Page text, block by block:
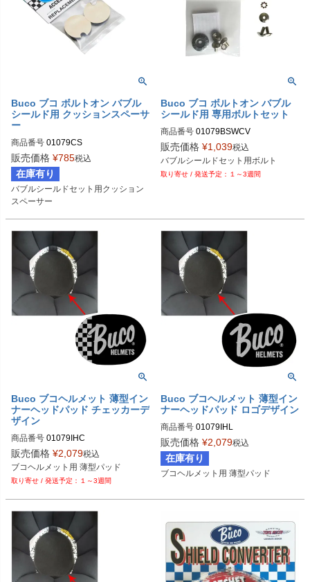
Buco ブコ ボルトオン バブル
シールド用 クッションスペーサ
ー
商品番号 01079CS
Buco（ブコ）
販売価格 ¥785税込
在庫有り
バブルシールドセット用クッション
スペーサー
Buco ブコ ボルトオン バブル
シールド用 専用ボルトセット
商品番号 01079BSWCV
Buco（ブコ）
販売価格 ¥1,039税込
バブルシールドセット用ボルト
１～3週間
Buco ブコヘルメット 薄型イン
ナーヘッドパッド チェッカーデ
ザイン
商品番号 01079IHC
Buco（ブコ）
販売価格 ¥2,079税込
ブコヘルメット用 薄型パッド
１～3週間
Buco ブコヘルメット 薄型イン
ナーヘッドパッド ロゴデザイン
商品番号 01079IHL
Buco（ブコ）
販売価格 ¥2,079税込
在庫有り
ブコヘルメット用 薄型パッド